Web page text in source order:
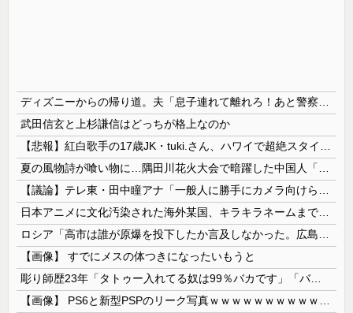
武田信玄と上杉謙信はどっちが格上なのか
【画像】 すでにメスの体つきになったいもうと
彫り師歴23年「タトゥー入れてる奴は99％バカです」「バカは5000円が好き」無断キャンセル、挨拶できない、金がない…客層をぶっちゃけ